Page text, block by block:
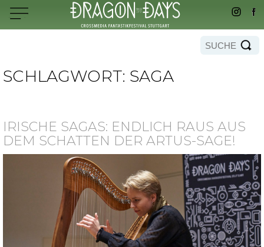
SCHLAGWORT: SAGA
IRISCHE SAGAS: ENDLICH RAUS AUS
DEM SCHATTEN DER ARTUS-SAGE!